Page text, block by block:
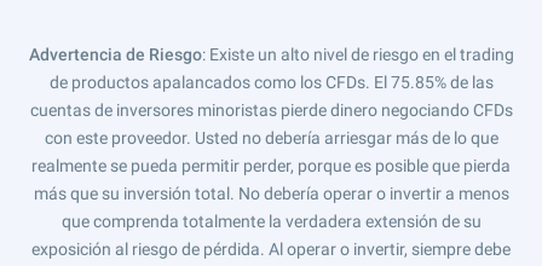
Advertencia de Riesgo: Existe un alto nivel de riesgo en el trading
de productos apalancados como los CFDs. El 75.85% de las
cuentas de inversores minoristas pierde dinero negociando CFDs
con este proveedor. Usted no debería arriesgar más de lo que
realmente se pueda permitir perder, porque es posible que pierda
más que su inversión total. No debería operar o invertir a menos
que comprenda totalmente la verdadera extensión de su
exposición al riesgo de pérdida. Al operar o invertir, siempre debe